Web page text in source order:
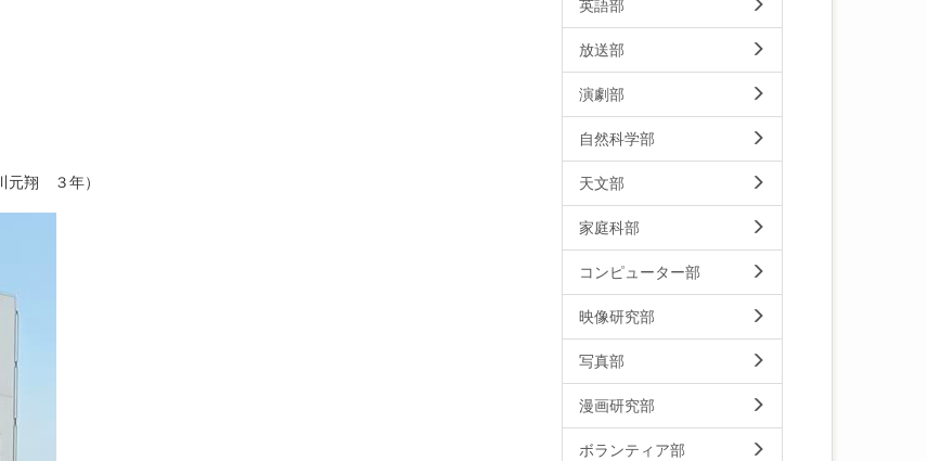
元翔 ３年）
英語部
放送部
演劇部
自然科学部
天文部
家庭科部
コンピューター部
映像研究部
写真部
漫画研究部
ボランティア部